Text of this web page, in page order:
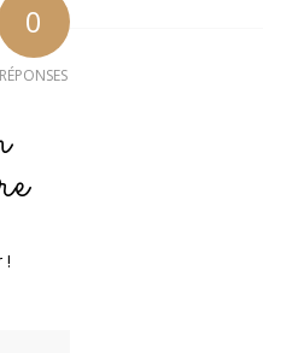
0
RÉPONSES
!